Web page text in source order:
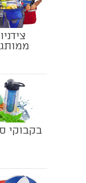
בקבוקי